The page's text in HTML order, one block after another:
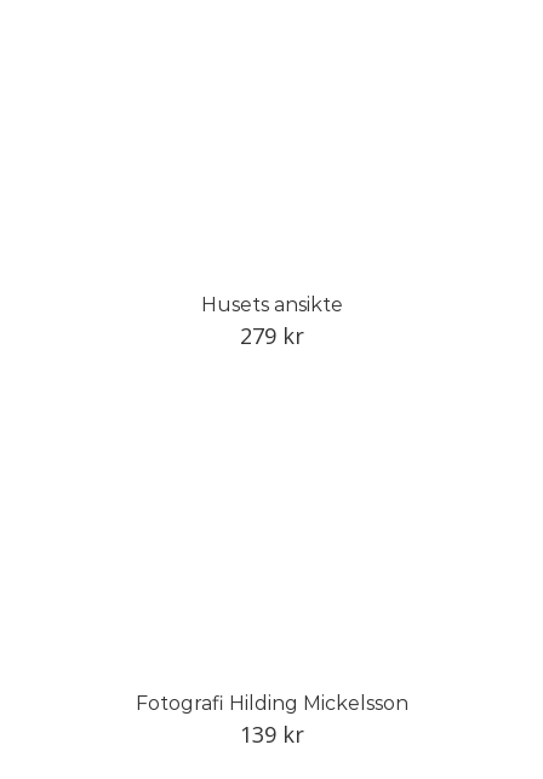
Husets ansikte
279 kr
Fotografi Hilding Mickelsson
139 kr